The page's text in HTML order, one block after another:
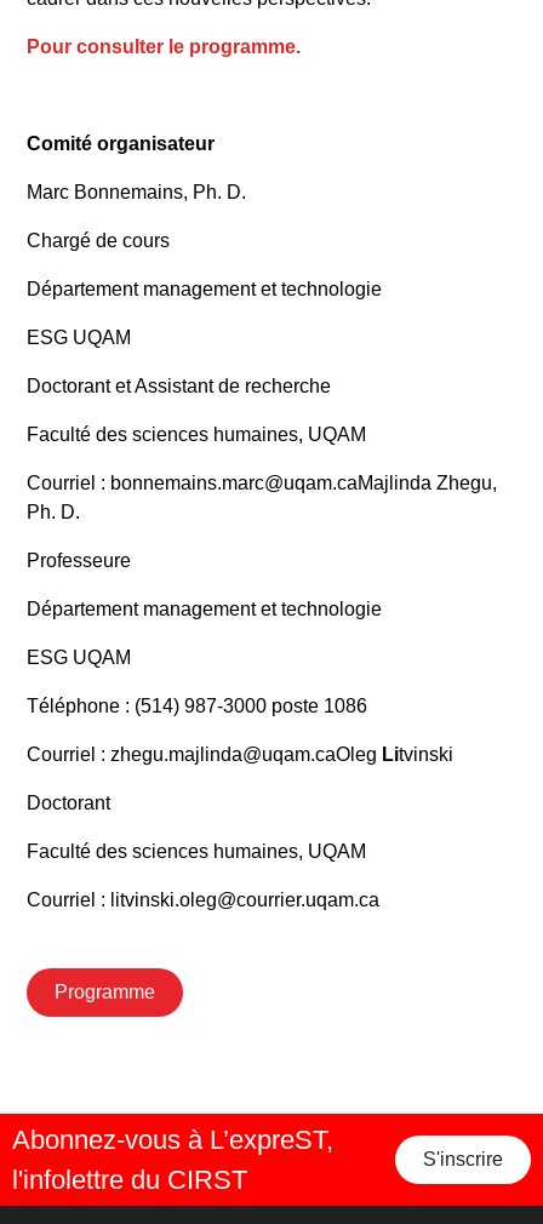
Pour consulter le programme.
Comité organisateur
Marc Bonnemains, Ph. D.
Chargé de cours
Département management et technologie
ESG UQAM
Doctorant et Assistant de recherche
Faculté des sciences humaines, UQAM
Courriel : bonnemains.marc@uqam.caMajlinda Zhegu,
Ph. D.
Professeure
Département management et technologie
ESG UQAM
Téléphone : (514) 987-3000 poste 1086
Courriel : zhegu.majlinda@uqam.caOleg Litvinski
Doctorant
Faculté des sciences humaines, UQAM
Courriel : litvinski.oleg@courrier.uqam.ca
Programme
Abonnez-vous à L’expreST,
l'infolettre du CIRST
S'inscrire